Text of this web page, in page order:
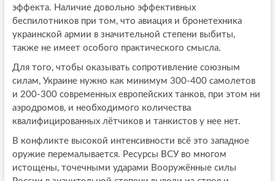
эффекта. Наличие довольно эффективных
беспилотников при том, что авиация и бронетехника
украинской армии в значительной степени выбиты,
также не имеет особого практического смысла.
Для того, чтобы оказывать сопротивление союзным
силам, Украине нужно как минимум 300-400 самолетов
и 200-300 современных европейских танков, при этом ни
аэродромов, и необходимого количества
квалифицированных лётчиков и танкистов у нее нет.
В конфликте высокой интенсивности всё это западное
оружие перемалывается. Ресурсы ВСУ во многом
истощены, точечными ударами Вооружённые силы